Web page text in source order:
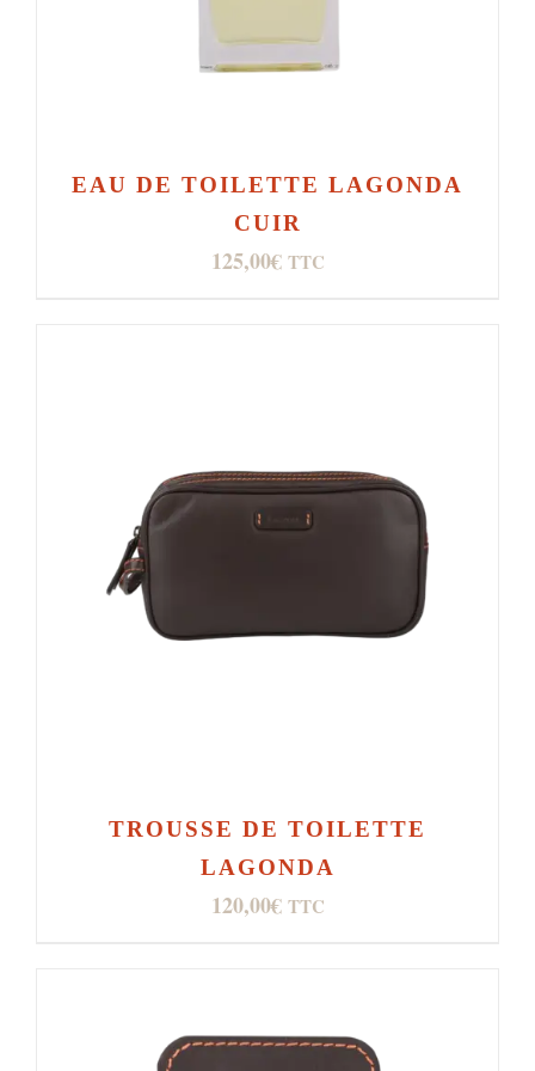
EAU DE TOILETTE LAGONDA
CUIR
125,00€ TTC
TROUSSE DE TOILETTE
LAGONDA
120,00€ TTC